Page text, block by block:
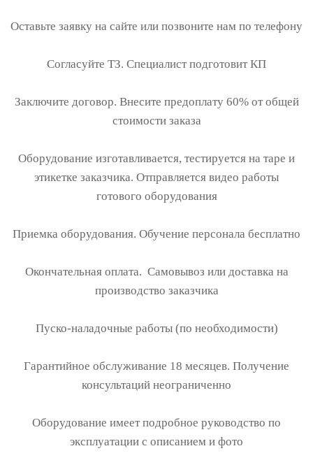
Оставьте заявку на сайте или позвоните нам по телефону
Согласуйте ТЗ. Специалист подготовит КП
Заключите договор. Внесите предоплату 60% от общей
стоимости заказа
Оборудование изготавливается, тестируется на таре и
этикетке заказчика. Отправляется видео работы
готового оборудования
Приемка оборудования. Обучение персонала бесплатно
Окончательная оплата. Самовывоз или доставка на
производство заказчика
Пуско-наладочные работы (по необходимости)
Гарантийное обслуживание 18 месяцев. Получение
консультаций неограниченно
Оборудование имеет подробное руководство по
эксплуатации с описанием и фото